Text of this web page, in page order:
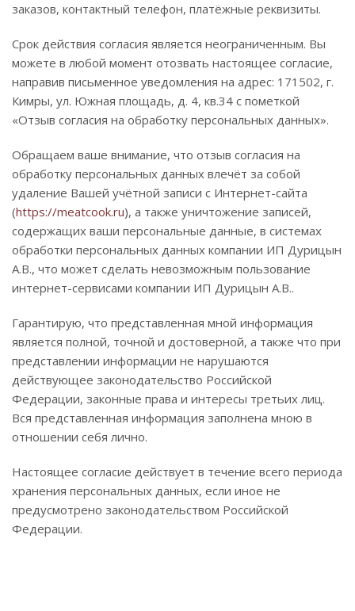
заказов, контактный телефон, платёжные реквизиты.
Срок действия согласия является неограниченным. Вы
можете в любой момент отозвать настоящее согласие,
направив письменное уведомления на адрес: 171502, г.
Кимры, ул. Южная площадь, д. 4, кв.34 с пометкой
«Отзыв согласия на обработку персональных данных».
Обращаем ваше внимание, что отзыв согласия на
обработку персональных данных влечёт за собой
удаление Вашей учётной записи с Интернет-сайта
(https://meatcook.ru), а также уничтожение записей,
содержащих ваши персональные данные, в системах
обработки персональных данных компании ИП Дурицын
А.В., что может сделать невозможным пользование
интернет-сервисами компании ИП Дурицын А.В..
Гарантирую, что представленная мной информация
является полной, точной и достоверной, а также что при
представлении информации не нарушаются
действующее законодательство Российской
Федерации, законные права и интересы третьих лиц.
Вся представленная информация заполнена мною в
отношении себя лично.
Настоящее согласие действует в течение всего периода
хранения персональных данных, если иное не
предусмотрено законодательством Российской
Федерации.